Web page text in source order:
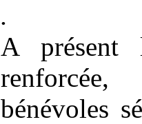
.
A présent
bénévoles